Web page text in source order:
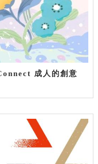
成人的創意